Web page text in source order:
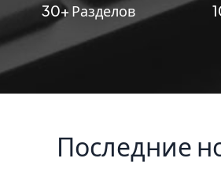
30+ Разделов
Последние